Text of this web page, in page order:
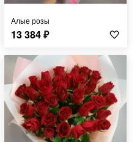
Алые розы
13 384₽